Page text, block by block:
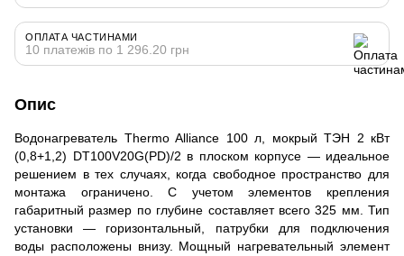
ОПЛАТА ЧАСТИНАМИ
10 платежів по 1 296.20 грн
Опис
Водонагреватель Thermo Alliance 100 л, мокрый ТЭН 2 кВт
(0,8+1,2) DT100V20G(PD)/2 в плоском корпусе — идеальное
решением в тех случаях, когда свободное пространство для
монтажа ограничено. С учетом элементов крепления
габаритный размер по глубине составляет всего 325 мм. Тип
установки — горизонтальный, патрубки для подключения
воды расположены внизу. Мощный нагревательный элемент